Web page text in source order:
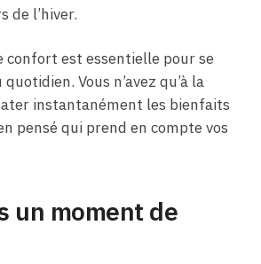
de l’hiver.
confort est essentielle pour se
Vous n’avez qu’à la
instantanément les bienfaits
pensé qui prend en compte vos
un moment de